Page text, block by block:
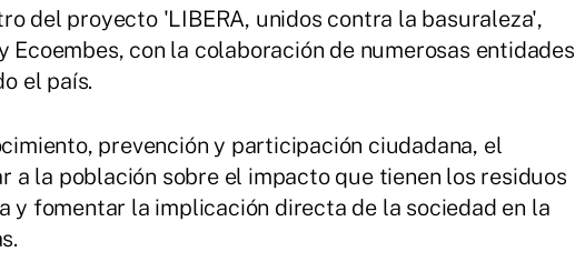
del proyecto 'LIBERA, unidos contra la basuraleza',
Ecoembes, con la colaboración de numerosas entidades
el país.
prevención y participación ciudadana, el
a la población sobre el impacto que tienen los residuos
y fomentar la implicación directa de la sociedad en la